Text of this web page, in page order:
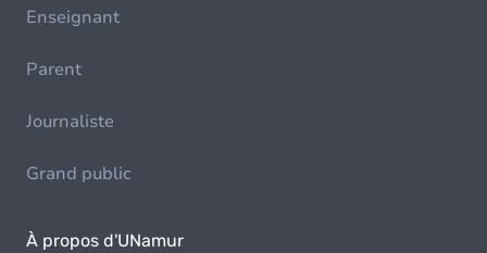
Enseignant
Parent
Journaliste
Grand public
À propos d'UNamur